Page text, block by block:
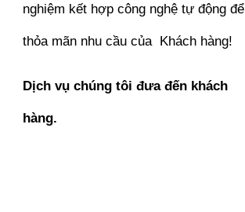
nghiệm kết hợp công nghệ tự động để
thỏa mãn nhu cầu của Khách hàng!
Dịch vụ chúng tôi đưa đến khách
hàng.